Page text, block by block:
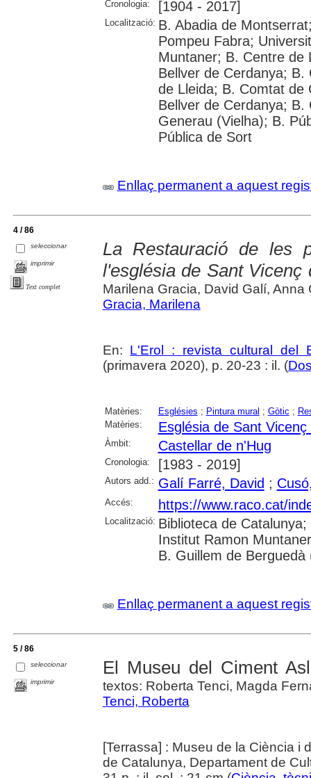
Cronologia: [1904 - 2017]
Localització: B. Abadia de
Pompeu Fabra;
Muntaner; B. Centre de
Bellver de Cerdanya;
de Lleida; B. Comtat de
Bellver de Cerdanya;
Generau (Vielha); B.
Pública de Sort
Enllaç permanent a aquest
4 / 86
seleccionar
imprimir
Text complet
La Restauració de les
l'església de Sant
Marilena Gracia, David Galí, Anna
Gracia, Marilena
En: L'Erol : revista cultural del
(primavera 2020), p. 20-23 : il. (
Matèries: Esglésies ; Pintura mural ; Gòtic ;
Matèries:
Església de Sant Vicenç
Àmbit: Castellar de n'Hug
Cronologia: [1983 - 2019]
Autors add.: Galí Farré, David ;
Accés: https://www.raco.cat/
Localització: Biblioteca de
Institut Ramon
B. Guillem de Berguedà
Enllaç permanent a aquest
5 / 86
seleccionar
imprimir
El Museu del Ciment
textos: Roberta Tenci, Magda
Tenci, Roberta
[Terrassa] : Museu de la Ciència i
de Catalunya, Departament de